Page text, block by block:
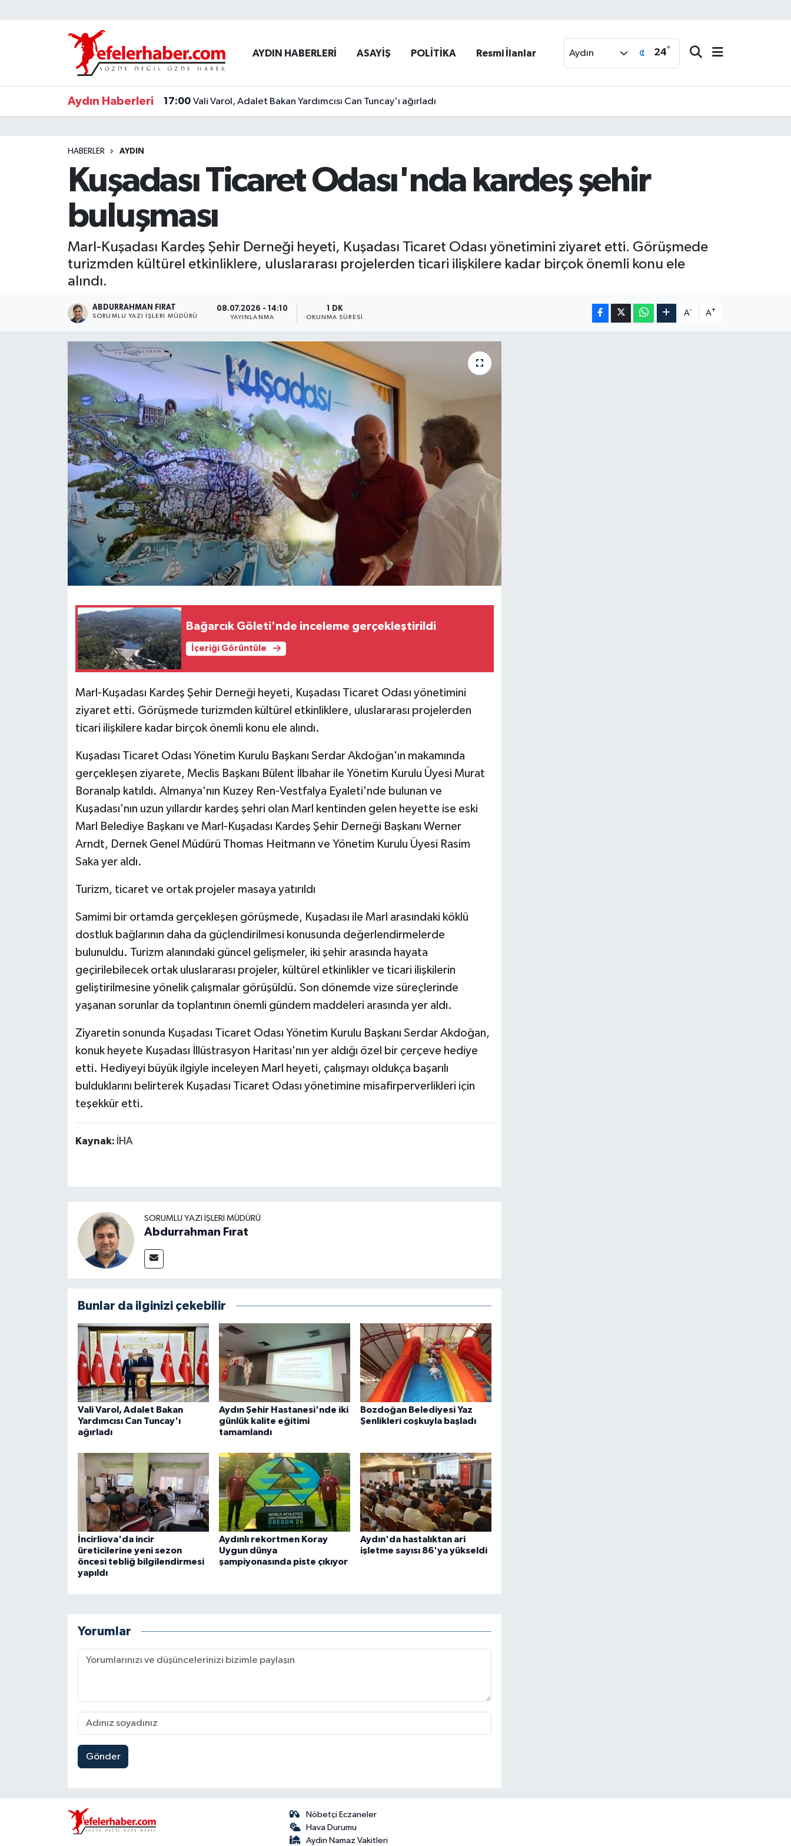
AYDIN HABERLERİ ASAYİŞ POLİTİKA Resmi İlanlar Aydın 24°
Aydın Haberleri 17:00 Vali Varol, Adalet Bakan Yardımcısı Can Tuncay'ı ağırladı
HABERLER AYDIN
Kuşadası Ticaret Odası'nda kardeş şehir
buluşması
Marl-Kuşadası Kardeş Şehir Derneği heyeti, Kuşadası Ticaret Odası yönetimini ziyaret etti. Görüşmede
turizmden kültürel etkinliklere, uluslararası projelerden ticari ilişkilere kadar birçok önemli konu ele
alındı.
ABDURRAHMAN FIRAT
SORUMLU YAZI İŞLERI MÜDÜRÜ
08.07.2026 - 14:10
YAYINLANMA
1 DK
OKUNMA SÜRESI
A- A+
Bağarcık Göleti'nde inceleme gerçekleştirildi
İçeriği Görüntüle
Marl-Kuşadası Kardeş Şehir Derneği heyeti, Kuşadası Ticaret Odası yönetimini
ziyaret etti. Görüşmede turizmden kültürel etkinliklere, uluslararası projelerden
ticari ilişkilere kadar birçok önemli konu ele alındı.
Kuşadası Ticaret Odası Yönetim Kurulu Başkanı Serdar Akdoğan'ın makamında
gerçekleşen ziyarete, Meclis Başkanı Bülent İlbahar ile Yönetim Kurulu Üyesi Murat
Boranalp katıldı. Almanya'nın Kuzey Ren-Vestfalya Eyaleti'nde bulunan ve
Kuşadası'nın uzun yıllardır kardeş şehri olan Marl kentinden gelen heyette ise eski
Marl Belediye Başkanı ve Marl-Kuşadası Kardeş Şehir Derneği Başkanı Werner
Arndt, Dernek Genel Müdürü Thomas Heitmann ve Yönetim Kurulu Üyesi Rasim
Saka yer aldı.
Turizm, ticaret ve ortak projeler masaya yatırıldı
Samimi bir ortamda gerçekleşen görüşmede, Kuşadası ile Marl arasındaki köklü
dostluk bağlarının daha da güçlendirilmesi konusunda değerlendirmelerde
bulunuldu. Turizm alanındaki güncel gelişmeler, iki şehir arasında hayata
geçirilebilecek ortak uluslararası projeler, kültürel etkinlikler ve ticari ilişkilerin
geliştirilmesine yönelik çalışmalar görüşüldü. Son dönemde vize süreçlerinde
yaşanan sorunlar da toplantının önemli gündem maddeleri arasında yer aldı.
Ziyaretin sonunda Kuşadası Ticaret Odası Yönetim Kurulu Başkanı Serdar Akdoğan,
konuk heyete Kuşadası İllüstrasyon Haritası'nın yer aldığı özel bir çerçeve hediye
etti. Hediyeyi büyük ilgiyle inceleyen Marl heyeti, çalışmayı oldukça başarılı
bulduklarını belirterek Kuşadası Ticaret Odası yönetimine misafirperverlikleri için
teşekkür etti.
Kaynak: İHA
SORUMLU YAZI İŞLERI MÜDÜRÜ
Abdurrahman Fırat
Bunlar da ilginizi çekebilir
Vali Varol, Adalet Bakan
Yardımcısı Can Tuncay'ı
ağırladı
Aydın Şehir Hastanesi'nde iki
günlük kalite eğitimi
tamamlandı
Bozdoğan Belediyesi Yaz
Şenlikleri coşkuyla başladı
İncirliova'da incir
üreticilerine yeni sezon
öncesi tebliğ bilgilendirmesi
yapıldı
Aydınlı rekortmen Koray
Uygun dünya
şampiyonasında piste çıkıyor
Aydın'da hastalıktan ari
işletme sayısı 86'ya yükseldi
Yorumlar
Gönder
Nöbetçi Eczaneler
Hava Durumu
Aydin Namaz Vakitleri
Nöbetçi Eczaneler
Hava Durumu
Aydin Namaz Vakitleri
Tüm Manşetler
Son Dakika Haberleri
Haber Arşivi